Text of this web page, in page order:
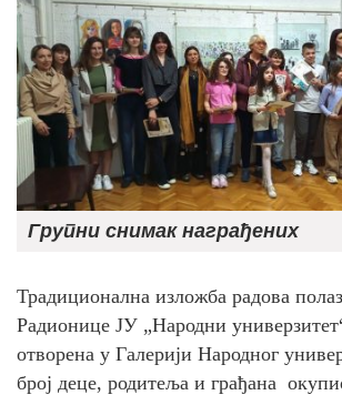
Групни снимак награђених
Традиционална изложба радова
Радионице ЈУ „Народни
отворена у Галерији Народног
број деце, родитеља и грађана